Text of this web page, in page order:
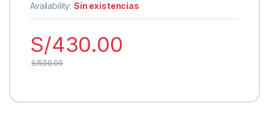
Availability:Sin existencias
S/430.00
S/500.00